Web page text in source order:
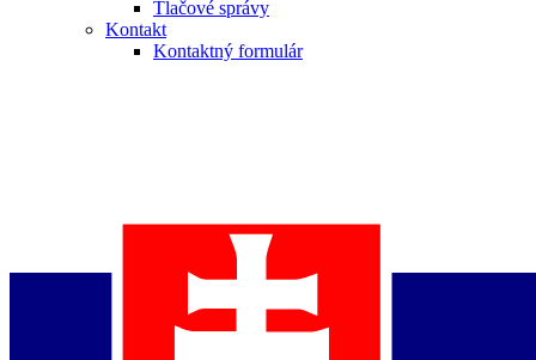
Tlačové správy
Kontakt
Kontaktný formulár